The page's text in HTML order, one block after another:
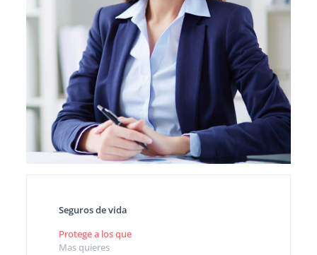
Seguros de vida
Protege a los que
Mas quieres